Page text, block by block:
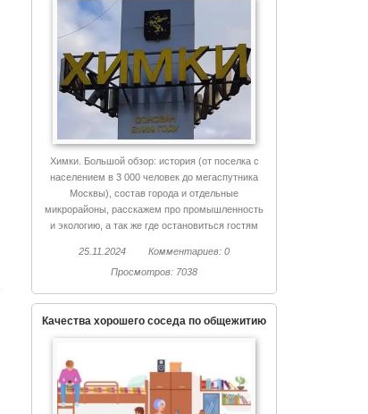
Химки. Большой обзор: история (от поселка с
населением в 3 000 человек до мегаспутника
Москвы), состав города и отдельные
микрорайоны, расскажем про промышленность
и экологию, а так же где остановиться гостям
25.11.2024
Комментариев: 0
Просмотров: 7038
Качества хорошего соседа по общежитию